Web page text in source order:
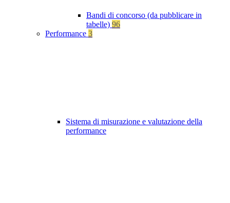
Bandi di concorso (da pubblicare in
tabelle) 96
Performance 3
Sistema di misurazione e valutazione della
performance